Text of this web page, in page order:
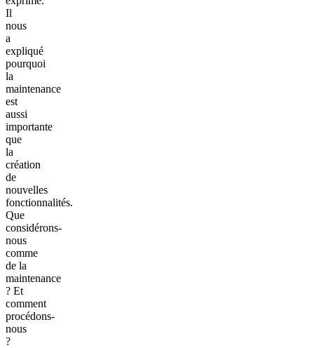
Il
nous
a
expliqué
pourquoi
la
maintenance
est
aussi
importante
que
la
création
de
nouvelles
fonctionnalités.
Que
considérons-
nous
comme
de la
maintenance
? Et
comment
procédons-
nous
?